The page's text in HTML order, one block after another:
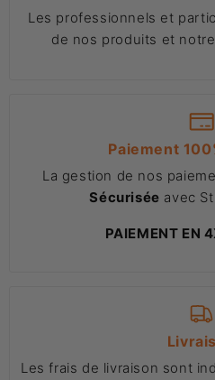
Les professionnels et
de nos produits et notre
Paiement
La gestion de nos
Sécurisée avec
PAIEMENT EN
Les frais de livraison sont